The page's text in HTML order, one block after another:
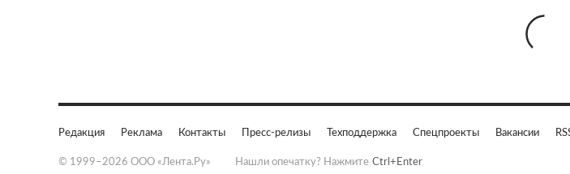
Редакция Реклама Контакты Пресс-релизы Техподдержка Спецпроекты Вакансии
© 1999–2026 ООО «Лента.Ру» Нашли опечатку? Нажмите Ctrl+Enter